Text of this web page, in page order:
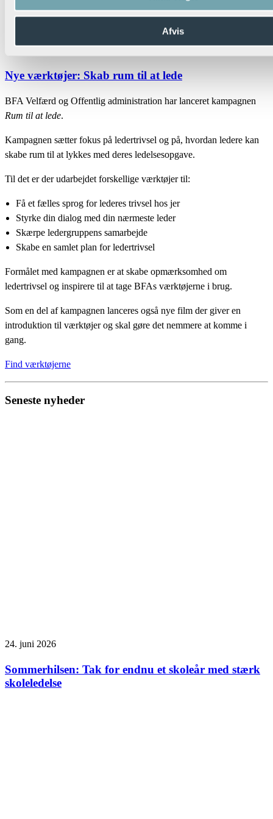
Afvis
Nye værktøjer: Skab rum til at lede
BFA Velfærd og Offentlig administration har lanceret kampagnen
Rum til at lede.
Kampagnen sætter fokus på ledertrivsel og på, hvordan ledere kan
skabe rum til at lykkes med deres ledelsesopgave.
Til det er der udarbejdet forskellige værktøjer til:
Få et fælles sprog for lederes trivsel hos jer
Styrke din dialog med din nærmeste leder
Skærpe ledergruppens samarbejde
Skabe en samlet plan for ledertrivsel
Formålet med kampagnen er at skabe opmærksomhed om
ledertrivsel og inspirere til at tage BFAs værktøjerne i brug.
Som en del af kampagnen lanceres også nye film der giver en
introduktion til værktøjer og skal gøre det nemmere at komme i
gang.
Find værktøjerne
Seneste nyheder
24. juni 2026
Sommerhilsen: Tak for endnu et skoleår med stærk
skoleledelse